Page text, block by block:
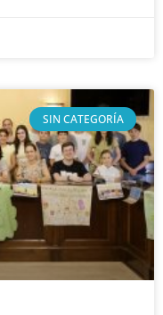
SIN CATEGORÍA